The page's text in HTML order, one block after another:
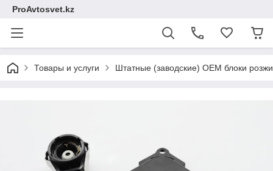
ProAvtosvet.kz
Товары и услуги Штатные (заводские) OEM блоки